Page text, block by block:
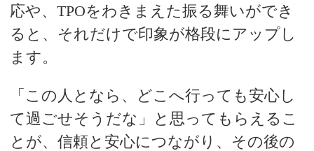
応や、TPOをわきまえた振る舞いができ
ると、それだけで印象が格段にアップし
ます。
「この人となら、どこへ行っても安心し
て過ごせそうだな」と思ってもらえるこ
とが、信頼と安心につながり、その後の